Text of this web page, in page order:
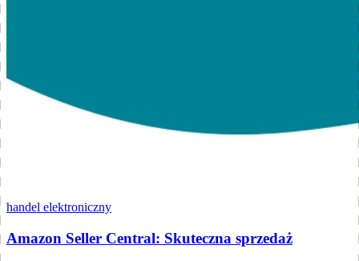
handel elektroniczny
Amazon Seller Central: Skuteczna sprzedaż